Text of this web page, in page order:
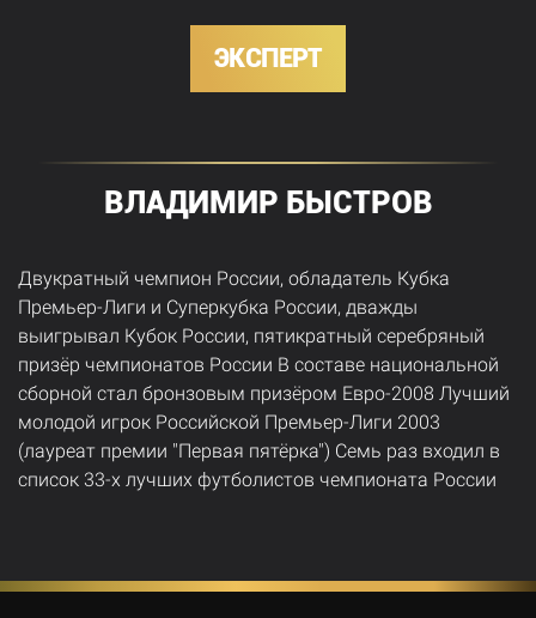
ЭКСПЕРТ
ВЛАДИМИР БЫСТРОВ
Двукратный чемпион России, обладатель Кубка
Премьер-Лиги и Суперкубка России, дважды
выигрывал Кубок России, пятикратный серебряный
призёр чемпионатов России В составе национальной
сборной стал бронзовым призёром Евро-2008 Лучший
молодой игрок Российской Премьер-Лиги 2003
(лауреат премии "Первая пятёрка") Семь раз входил в
список 33-х лучших футболистов чемпионата России